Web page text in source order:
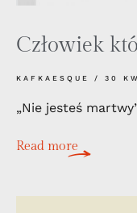
Człowiek
KAFKAESQUE 30
„Nie jesteś
Read more